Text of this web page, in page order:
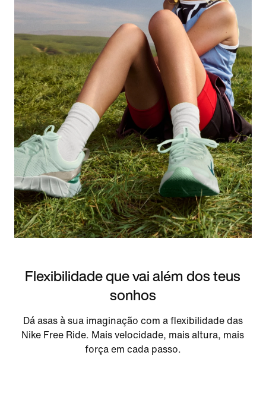
Flexibilidade que vai além dos teus
sonhos
Dá asas à sua imaginação com a flexibilidade das
Nike Free Ride. Mais velocidade, mais altura, mais
força em cada passo.